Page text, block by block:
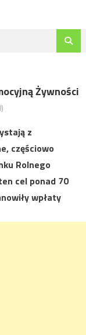
Żywności
z
częściowo
Rolnego
cel ponad 70
wpłaty